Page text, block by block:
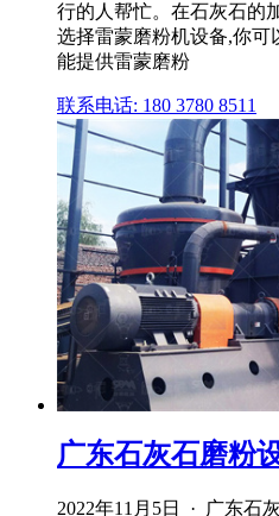
行的人帮忙。在石灰石的
选择雷蒙磨粉机设备,你可
能提供雷蒙磨粉
联系电话: 180 3780 8511
广东石灰石磨粉
2022年11月5日 · 广东石